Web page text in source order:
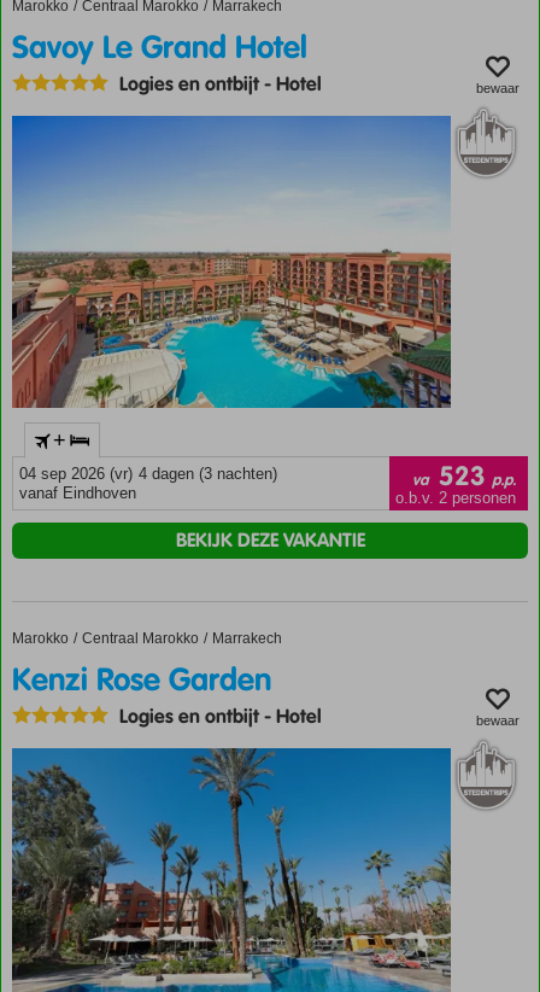
Home
Marokko Centraal Marokko Marrakech
Savoy Le Grand Hotel
Savoy Le Grand Hotel
Logies en ontbijt-Hotel bewaar
+
04 sep 2026 (vr) 4 dagen (3 nachten)
vanaf Eindhoven
va 523 p.p.
o.b.v. 2 personen
BEKIJK DEZE VAKANTIE
Home
Marokko Centraal Marokko Marrakech
Kenzi Rose Garden
Kenzi Rose Garden
Logies en ontbijt-Hotel bewaar